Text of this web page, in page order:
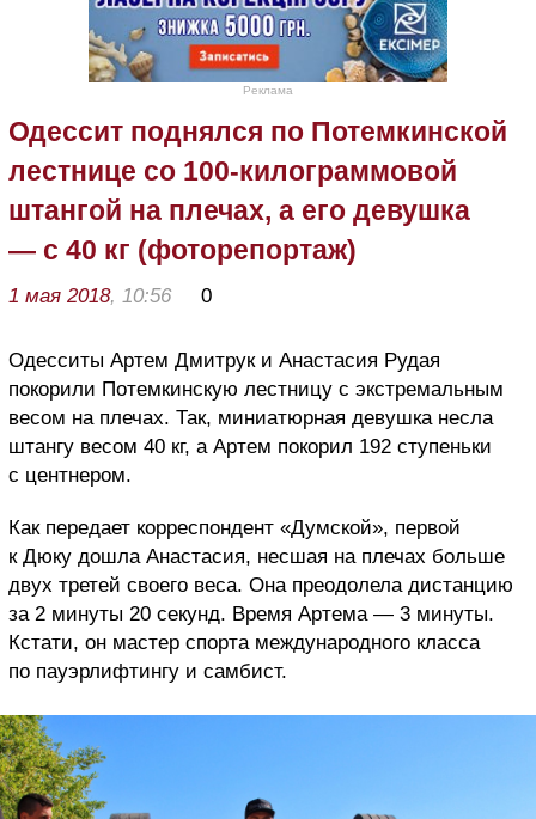
Реклама
Одессит поднялся по Потемкинской
лестнице со 100-килограммовой
штангой на плечах, а его девушка
— с 40 кг (фоторепортаж)
1 мая 2018, 10:56 0
Одесситы Артем Дмитрук и Анастасия Рудая
покорили Потемкинскую лестницу с экстремальным
весом на плечах. Так, миниатюрная девушка несла
штангу весом 40 кг, а Артем покорил 192 ступеньки
с центнером.
Как передает корреспондент «Думской», первой
к Дюку дошла Анастасия, несшая на плечах больше
двух третей своего веса. Она преодолела дистанцию
за 2 минуты 20 секунд. Время Артема — 3 минуты.
Кстати, он мастер спорта международного класса
по пауэрлифтингу и самбист.